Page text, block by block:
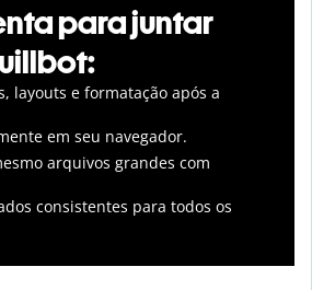
para juntar
layouts e formatação após a
em seu navegador.
arquivos grandes com
consistentes para todos os